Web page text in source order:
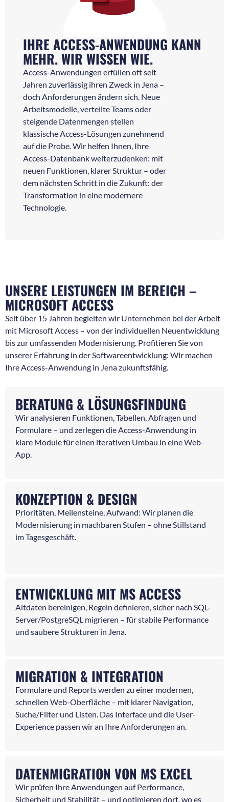
IHRE ACCESS-ANWENDUNG KANN
MEHR. WIR WISSEN WIE.
Access-Anwendungen erfüllen oft seit
Jahren zuverlässig ihren Zweck in Jena –
doch Anforderungen ändern sich. Neue
Arbeitsmodelle, verteilte Teams oder
steigende Datenmengen stellen
klassische Access-Lösungen zunehmend
auf die Probe. Wir helfen Ihnen, Ihre
Access-Datenbank weiterzudenken: mit
neuen Funktionen, klarer Struktur – oder
dem nächsten Schritt in die Zukunft: der
Transformation in eine modernere
Technologie.
UNSERE LEISTUNGEN IM BEREICH –
MICROSOFT ACCESS
Seit über 15 Jahren begleiten wir Unternehmen bei der Arbeit
mit Microsoft Access – von der individuellen Neuentwicklung
bis zur umfassenden Modernisierung. Profitieren Sie von
unserer Erfahrung in der Softwareentwicklung: Wir machen
Ihre Access-Anwendung in Jena zukunftsfähig.
BERATUNG & LÖSUNGSFINDUNG
Wir analysieren Funktionen, Tabellen, Abfragen und
Formulare – und zerlegen die Access-Anwendung in
klare Module für einen iterativen Umbau in eine Web-
App.
KONZEPTION & DESIGN
Prioritäten, Meilensteine, Aufwand: Wir planen die
Modernisierung in machbaren Stufen – ohne Stillstand
im Tagesgeschäft.
ENTWICKLUNG MIT MS ACCESS
Altdaten bereinigen, Regeln definieren, sicher nach SQL-
Server/PostgreSQL migrieren – für stabile Performance
und saubere Strukturen in Jena.
MIGRATION & INTEGRATION
Formulare und Reports werden zu einer modernen,
schnellen Web-Oberfläche – mit klarer Navigation,
Suche/Filter und Listen. Das Interface und die User-
Experience passen wir an Ihre Anforderungen an.
DATENMIGRATION VON MS EXCEL
Wir prüfen Ihre Anwendungen auf Performance,
Sicherheit und Stabilität – und optimieren dort, wo es